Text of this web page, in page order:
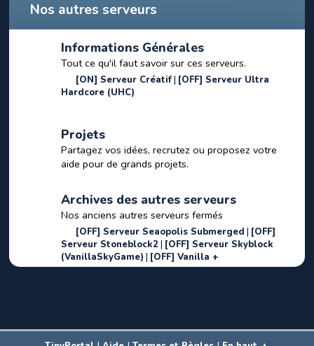
Nos autres serveurs
Informations Générales
Tout ce qu'il faut savoir sur ces serveurs.
[ON] Serveur Créatif [OFF] Serveur Ultra
Hardcore (UHC)
Projets
Partagez vos idées, recrutez ou proposez votre
aide pour de grands projets.
Archives des autres serveurs
Nos anciens autres serveurs fermés
[OFF] Serveur Seaopolis Submerged
[OFF]
Serveur Stoneblock2 [OFF] Serveur Skyblock
(VanillaSkyGame)
[OFF] Vanilla +